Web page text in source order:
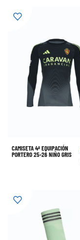
CAMISETA 4ª EQUIPACIÓN
PORTERO 25-26 NIÑO GRIS